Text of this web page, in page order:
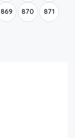
869 870 871